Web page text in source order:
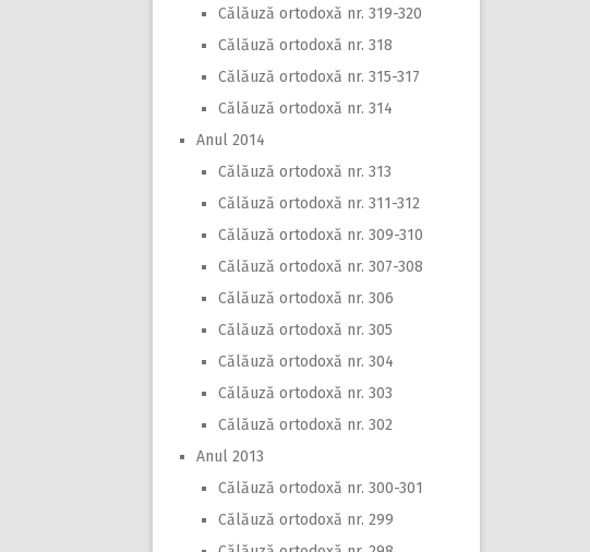
Călăuză ortodoxă nr. 319-320
Călăuză ortodoxă nr. 318
Călăuză ortodoxă nr. 315-317
Călăuză ortodoxă nr. 314
Anul 2014
Călăuză ortodoxă nr. 313
Călăuză ortodoxă nr. 311-312
Călăuză ortodoxă nr. 309-310
Călăuză ortodoxă nr. 307-308
Călăuză ortodoxă nr. 306
Călăuză ortodoxă nr. 305
Călăuză ortodoxă nr. 304
Călăuză ortodoxă nr. 303
Călăuză ortodoxă nr. 302
Anul 2013
Călăuză ortodoxă nr. 300-301
Călăuză ortodoxă nr. 299